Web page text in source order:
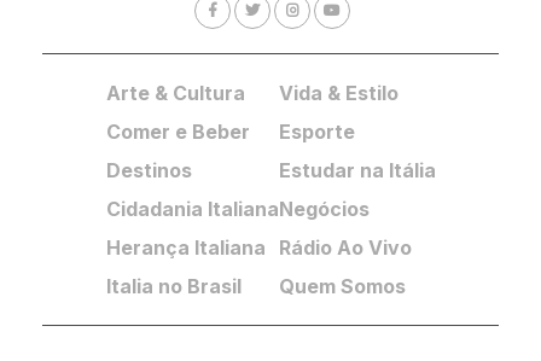
Arte & Cultura
Comer e Beber
Destinos
Cidadania Italiana
Herança Italiana
Italia no Brasil
Vida & Estilo
Esporte
Estudar na Itália
Negócios
Rádio Ao Vivo
Quem Somos